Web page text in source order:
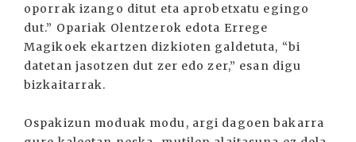
oporrak izango ditut eta aprobetxatu egingo
dut.” Opariak Olentzerok edota Errege
Magikoek ekartzen dizkioten galdetuta, “bi
datetan jasotzen dut zer edo zer,” esan digu
bizkaitarrak.
Ospakizun moduak modu, argi dagoen bakarra